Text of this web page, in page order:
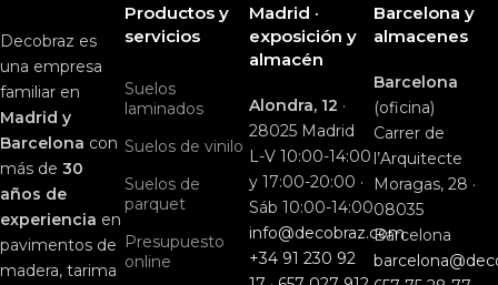
Decobraz es
una empresa
familiar en
Madrid y
Barcelona con
más de 30
años de
experiencia en
pavimentos de
madera, tarima
Productos y
servicios
Suelos
laminados
Suelos de vinilo
Suelos de
parquet
Presupuesto
online
Madrid ·
exposición y
almacén
Alondra, 12 ·
28025 Madrid
L-V 10:00-14:00
y 17:00-20:00 ·
Sáb 10:00-14:00
info@decobraz.com
+34 91 230 92
Barcelona y
almacenes
Barcelona
(oficina)
Carrer de
l’Arquitecte
Moragas, 28 ·
08035
Barcelona